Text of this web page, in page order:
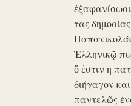
τας
Ἑλληνικῷ
ὅ ἐστιν η
διήγαγον
παντελῶς